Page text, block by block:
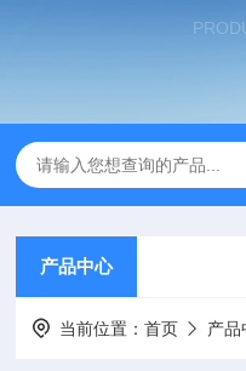
产品中心
当前位置：首页 产品